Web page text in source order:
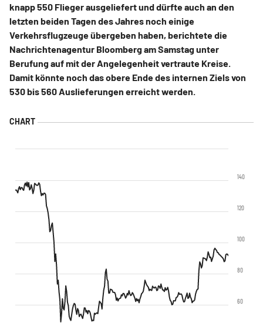
knapp 550 Flieger ausgeliefert und dürfte auch an den
letzten beiden Tagen des Jahres noch einige
Verkehrsflugzeuge übergeben haben, berichtete die
Nachrichtenagentur Bloomberg am Samstag unter
Berufung auf mit der Angelegenheit vertraute Kreise.
Damit könnte noch das obere Ende des internen Ziels von
530 bis 560 Auslieferungen erreicht werden.
60
80
100
120
140